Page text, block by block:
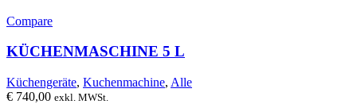
Compare
KÜCHENMASCHINE 5 L
Küchengeräte, Kuchenmachine, Alle
€ 740,00 exkl. MWSt.